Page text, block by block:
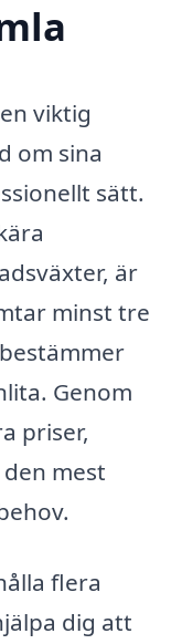
viktig
om sina
sätt.
är
minst tre
Genom
priser,
mest
flera
dig att